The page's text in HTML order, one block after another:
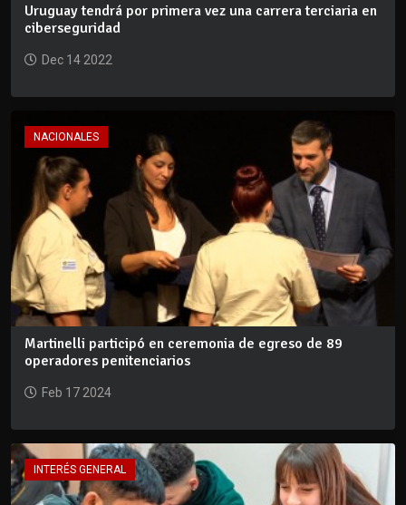
Uruguay tendrá por primera vez una carrera terciaria en
ciberseguridad
Dec 14 2022
NACIONALES
Martinelli participó en ceremonia de egreso de 89
operadores penitenciarios
Feb 17 2024
INTERÉS GENERAL